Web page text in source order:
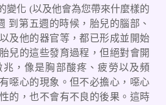
變化 (以及他會為您帶來什麼樣的
到第五週的時候，胎兒的腦部、
及他的器官等，都已形成並開始
兒的這些發育過程，但絕對會開
，像是胸部酸疼、疲勞以及頻
噁心的現象。但不必擔心，噁心
的，也不會有不良的後果。這時